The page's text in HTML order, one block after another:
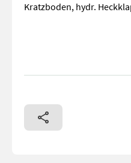
Kratzboden, hydr.